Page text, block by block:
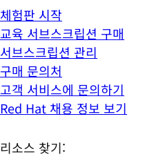
체험판 시작
교육 서브스크립션 구매
서브스크립션 관리
구매 문의처
고객 서비스에 문의하기
Red Hat 채용 정보 보기
리소스 찾기: